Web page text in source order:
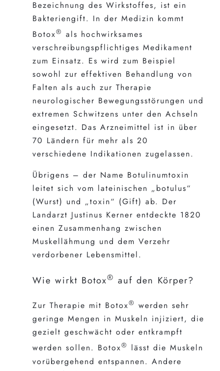
Bezeichnung des Wirkstoffes, ist ein
Bakteriengift. In der Medizin kommt
Botox® als hochwirksames
verschreibungspflichtiges Medikament
zum Einsatz. Es wird zum Beispiel
sowohl zur effektiven Behandlung von
Falten als auch zur Therapie
neurologischer Bewegungsstörungen und
extremen Schwitzens unter den Achseln
eingesetzt. Das Arzneimittel ist in über
70 Ländern für mehr als 20
verschiedene Indikationen zugelassen.
Übrigens – der Name Botulinumtoxin
leitet sich vom lateinischen „botulus“
(Wurst) und „toxin“ (Gift) ab. Der
Landarzt Justinus Kerner entdeckte 1820
einen Zusammenhang zwischen
Muskellähmung und dem Verzehr
verdorbener Lebensmittel.
Wie wirkt Botox® auf den Körper?
Zur Therapie mit Botox® werden sehr
geringe Mengen in Muskeln injiziert, die
gezielt geschwächt oder entkrampft
werden sollen. Botox® lässt die Muskeln
vorübergehend entspannen. Andere